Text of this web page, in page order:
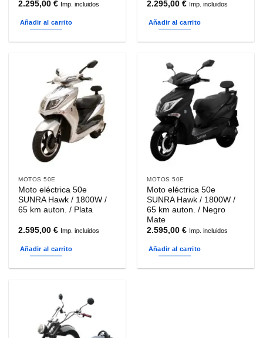
2.295,00€ Imp. incluidos
Añadir al carrito
2.295,00€ Imp. incluidos
Añadir al carrito
MOTOS 50E
Moto eléctrica 50e
SUNRA Hawk / 1800W /
65 km auton. / Plata
2.595,00€ Imp. incluidos
Añadir al carrito
MOTOS 50E
Moto eléctrica 50e
SUNRA Hawk / 1800W /
65 km auton. / Negro
Mate
2.595,00€ Imp. incluidos
Añadir al carrito